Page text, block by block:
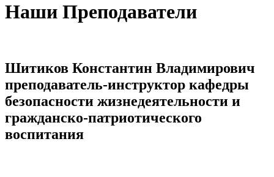
Наши Преподаватели
Шитиков Константин Владимирович
преподаватель-инструктор кафедры
безопасности жизнедеятельности и
гражданско-патриотического
воспитания